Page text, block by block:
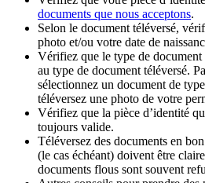
documents que nous acceptons.
Selon le document téléversé,
photo et/ou votre date de
Vérifiez que le type de
au type de document téléversé.
sélectionnez un document de
téléversez une photo de votre
Vérifiez que la pièce d’identité
toujours valide.
Téléversez des documents en
(le cas échéant) doivent être
documents flous sont souvent